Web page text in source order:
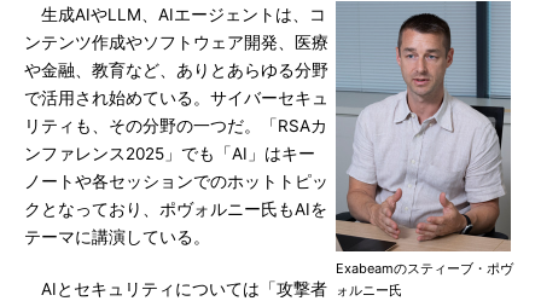
Exabeamのスティーブ・ポヴ
ォルニー氏
生成AIやLLM、AIエージェントは、コ
ンテンツ作成やソフトウェア開発、医療
や金融、教育など、ありとあらゆる分野
で活用され始めている。サイバーセキュ
リティも、その分野の一つだ。「RSAカ
ンファレンス2025」でも「AI」はキー
ノートや各セッションでのホットトピッ
クとなっており、ポヴォルニー氏もAIを
テーマに講演している。
AIとセキュリティについては「攻撃者